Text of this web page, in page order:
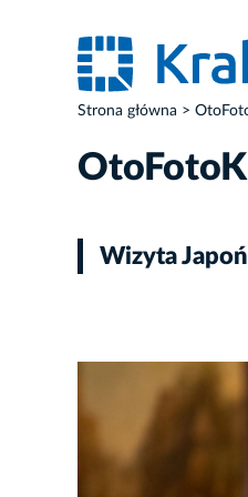
Strona główna
Wizyta